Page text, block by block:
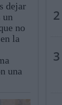
dejar
un
no
la
una
2
3